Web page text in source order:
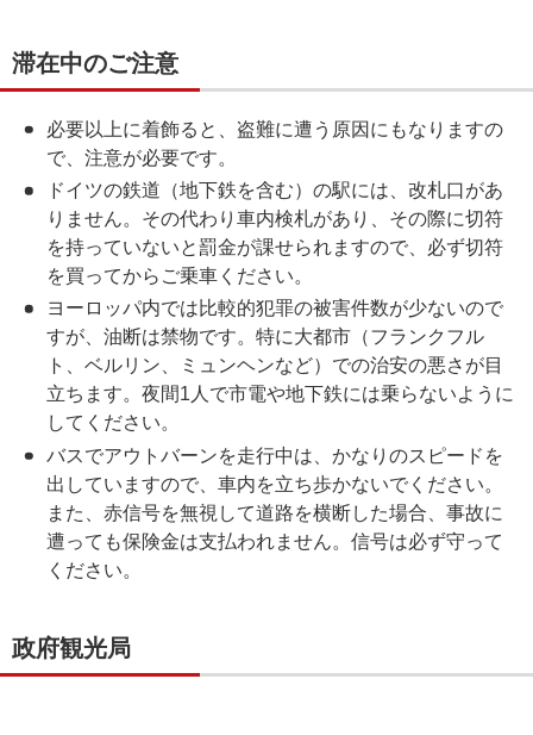
滞在中のご注意
必要以上に着飾ると、盗難に遭う原因にもなりますの
で、注意が必要です。
ドイツの鉄道（地下鉄を含む）の駅には、改札口があ
りません。その代わり車内検札があり、その際に切符
を持っていないと罰金が課せられますので、必ず切符
を買ってからご乗車ください。
ヨーロッパ内では比較的犯罪の被害件数が少ないので
すが、油断は禁物です。特に大都市（フランクフル
ト、ベルリン、ミュンヘンなど）での治安の悪さが目
立ちます。夜間1人で市電や地下鉄には乗らないように
してください。
バスでアウトバーンを走行中は、かなりのスピードを
出していますので、車内を立ち歩かないでください。
また、赤信号を無視して道路を横断した場合、事故に
遭っても保険金は支払われません。信号は必ず守って
ください。
政府観光局